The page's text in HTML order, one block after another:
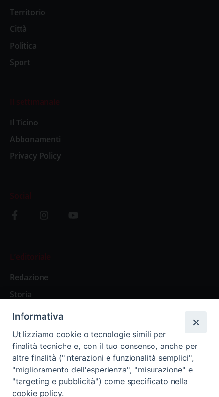
Territorio
Città
Politica
Sport
Il settimanale
Il Ticino
Abbonamenti
Privacy Policy
Social
L’editoriale
Redazione
Storia
Abbonamenti
Abbonamento Annuale Digitale
Abbonamento Annuale Cartaceo
Abbonamento Singola Copia Digitale
Informativa
Utilizziamo cookie o tecnologie simili per
finalità tecniche e, con il tuo consenso, anche per
altre finalità ("interazioni e funzionalità semplici",
"miglioramento dell'esperienza", "misurazione" e
"targeting e pubblicità") come specificato nella
cookie policy.